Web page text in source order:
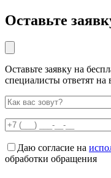
Оставьте
Оставьте заявку на
специалисты ответят
Даю согласие на
обработки обращения